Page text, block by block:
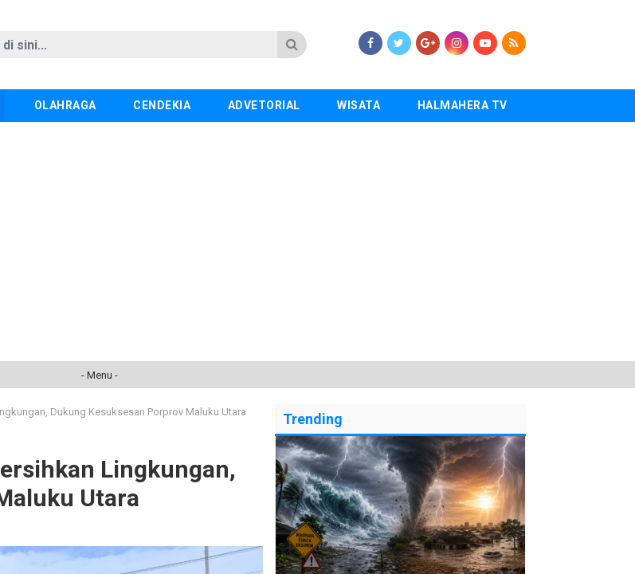
OLAHRAGA CENDEKIA ADVETORIAL WISATA HALMAHERA TV
- Menu -
Dukung Kesuksesan Porprov Maluku Utara
Lingkungan,
Utara
Trending